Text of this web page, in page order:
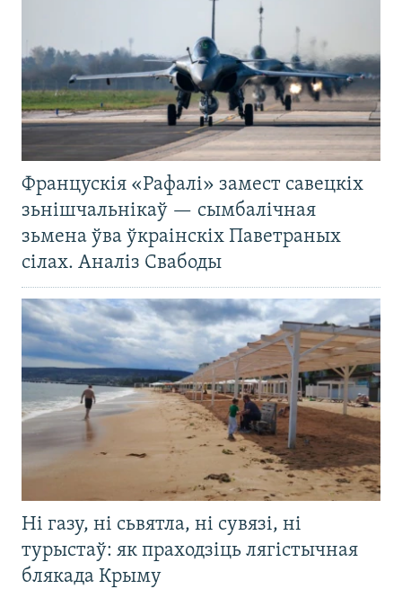
Францускія «Рафалі» замест савецкіх
зьнішчальнікаў — сымбалічная
зьмена ўва ўкраінскіх Паветраных
сілах. Аналіз Свабоды
Ні газу, ні сьвятла, ні сувязі, ні
турыстаў: як праходзіць лягістычная
блякада Крыму